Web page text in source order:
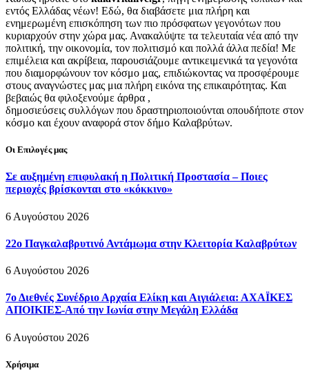
εντός Ελλάδας νέων! Εδώ, θα διαβάσετε μια πλήρη και
ενημερωμένη επισκόπηση των πιο πρόσφατων γεγονότων που
κυριαρχούν στην χώρα μας. Ανακαλύψτε τα τελευταία νέα από την
πολιτική, την οικονομία, τον πολιτισμό και πολλά άλλα πεδία! Με
επιμέλεια και ακρίβεια, παρουσιάζουμε αντικειμενικά τα γεγονότα
που διαμορφώνουν τον κόσμο μας, επιδιώκοντας να προσφέρουμε
στους αναγνώστες μας μια πλήρη εικόνα της επικαιρότητας. Και
βεβαιώς θα φιλοξενούμε άρθρα ,
δημοσιεύσεις συλλόγων που δραστηριοποιούνται οπουδήποτε στον
κόσμο και έχουν αναφορά στον δήμο Καλαβρύτων.
Οι Επιλογές μας
Σε αυξημένη επιφυλακή η Πολιτική Προστασία – Ποιες
περιοχές βρίσκονται στο «κόκκινο»
6 Αυγούστου 2026
22ο Παγκαλαβρυτινό Αντάμωμα στην Κλειτορία Καλαβρύτων
6 Αυγούστου 2026
7ο Διεθνές Συνέδριο Αρχαία Ελίκη και Αιγιάλεια: ΑΧΑΪΚΕΣ
ΑΠΟΙΚΙΕΣ-Από την Ιωνία στην Μεγάλη Ελλάδα
6 Αυγούστου 2026
Χρήσιμα